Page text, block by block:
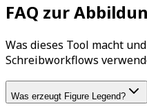
FAQ zur
Was dieses Tool macht
Schreibworkflows
Was erzeugt Figure Legend?